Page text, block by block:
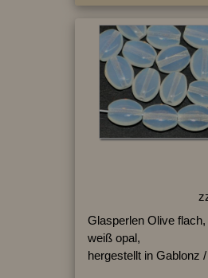
Glasperlen Olive flach,
weiß opal,
hergestellt in Gablonz